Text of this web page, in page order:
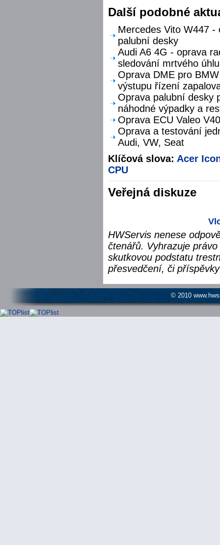
Další podobné
Mercedes Vito W447
palubní desky
Audi A6 4G - oprava
sledování mrtvého úhlu
Oprava DME pro
výstupu řízení
Oprava palubní desky
náhodné výpadky a
Oprava ECU Valeo
Oprava a testování
Audi, VW, Seat
Klíčová slova: Acer
CPU
Veřejná diskuze
HWServis nenese
čtenářů. Vyhrazuje
skutkovou podstatu
přesvedčení, či
© 2010